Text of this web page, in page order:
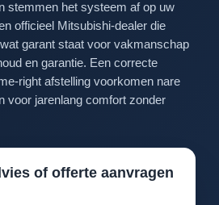
stemmen het systeem af op uw
officieel Mitsubishi-dealer die
garant staat voor vakmanschap
en garantie. Een correcte
right afstelling voorkomen nare
voor jarenlang comfort zonder
of offerte aanvragen